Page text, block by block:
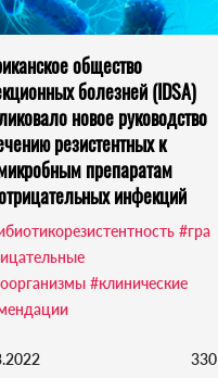
общество
болезней (IDSA)
новое руководство
резистентных к
препаратам
инфекций
#гра
#клинические
330